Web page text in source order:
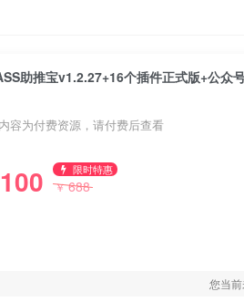
助推宝v1.2.27+16个插件正式版+公众
容为付费资源，请付费后查看
100 限时特惠
￥688
您当